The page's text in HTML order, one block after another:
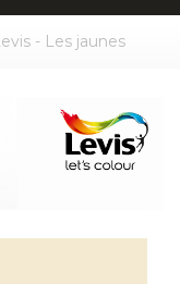
- Les jaunes